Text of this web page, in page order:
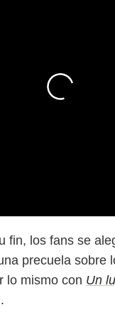
fin, los fans se
precuela sobre
lo mismo con Un